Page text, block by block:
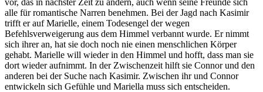
alle für romantische Narren benehmen. Bei der Jagd nach Kasimir
trifft er auf Marielle, einem Todesengel der wegen
Befehlsverweigerung aus dem Himmel verbannt wurde. Er nimmt
sich ihrer an, hat sie doch noch nie einen menschlichen Körper
gehabt. Marielle will wieder in den Himmel und hofft, dass man sie
dort wieder aufnimmt. In der Zwischenzeit hilft sie Connor und den
anderen bei der Suche nach Kasimir. Zwischen ihr und Connor
entwickeln sich Gefühle und Mariella muss sich entscheiden.